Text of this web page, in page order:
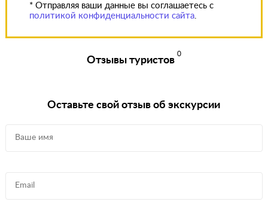
* Отправляя ваши данные вы соглашаетесь с
политикой конфиденциальности сайта.
Отзывы туристов
0
Оставьте свой отзыв об экскурсии